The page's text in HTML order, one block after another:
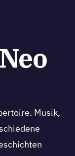
Musik,